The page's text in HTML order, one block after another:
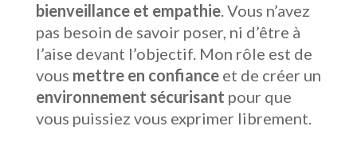
bienveillance et empathie. Vous n’avez
pas besoin de savoir poser, ni d’être à
l’aise devant l’objectif. Mon rôle est de
vous mettre en confianceet de créer un
environnement sécurisant pour que
vous puissiez vous exprimer librement.